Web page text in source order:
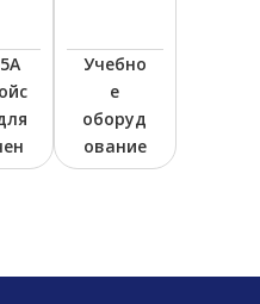
Учебно
е
оборуд
ование
по
воздуха